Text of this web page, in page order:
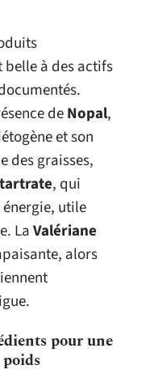
à des actifs
deNopal,
et son
des graisses,
, qui
utile
LaValériane
alors
pour une